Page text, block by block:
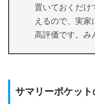
置いておくだけ
えるので、実家
高評価です。み
サマリーポケット